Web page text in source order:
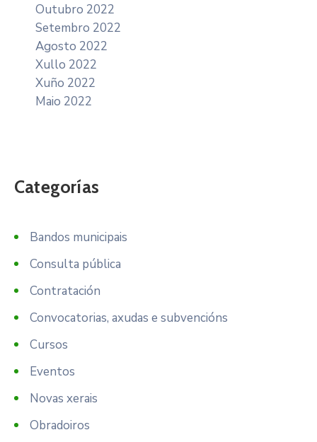
Outubro 2022
Setembro 2022
Agosto 2022
Xullo 2022
Xuño 2022
Maio 2022
Categorías
Bandos municipais
Consulta pública
Contratación
Convocatorias, axudas e subvencións
Cursos
Eventos
Novas xerais
Obradoiros